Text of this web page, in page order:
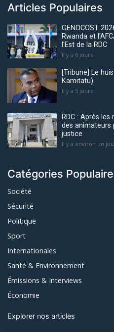
Articles Populaires
GENOCOST
Rwanda et
l'Est de la RDC
Il y a 6 jours
[Tribune] Le
Kamitatu)
Il y a 5 jours
RDC : Après
des animateurs
justice
Il y a environ un
Catégories
Société
Sécurité
Politique
Sport
Internationales
Santé & Environnement
Émissions & Interviews
Économie
Explorer nos articles